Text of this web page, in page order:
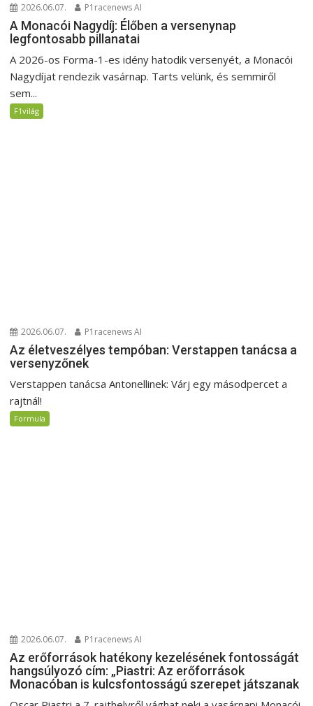
2026.06.07. P1racenews AI
A Monacói Nagydíj: Élőben a versenynap
legfontosabb pillanatai
A 2026-os Forma-1-es idény hatodik versenyét, a Monacói
Nagydíjat rendezik vasárnap. Tarts velünk, és semmiről
sem...
F1világ
2026.06.07. P1racenews AI
Az életveszélyes tempóban: Verstappen tanácsa a
versenyzőnek
Verstappen tanácsa Antonellinek: Várj egy másodpercet a
rajtnál!
Formula
2026.06.07. P1racenews AI
Az erőforrások hatékony kezelésének fontosságát
hangsúlyozó cím: „Piastri: Az erőforrások
Monacóban is kulcsfontosságú szerepet játszanak